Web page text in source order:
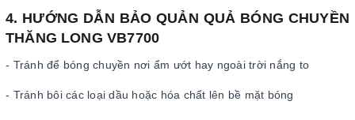
4. HƯỚNG DẪN BẢO QUẢN QUẢ BÓNG CHUYỀN
THĂNG LONG VB7700
- Tránh để bóng chuyền nơi ẩm ướt hay ngoài trời nắng to
- Tránh bôi các loại dầu hoặc hóa chất lên bề mặt bóng